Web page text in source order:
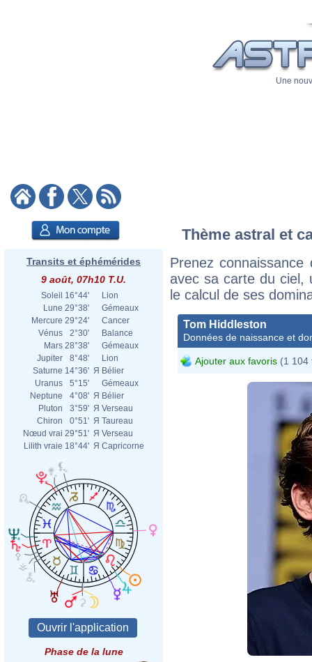
Une
Transits et éphémérides
9 août, 07h10 T.U.
Soleil 16°44'
Lion
Lune 29°38'
Gémeaux
Mercure 29°24'
Cancer
Vénus
2°30'
Balance
Mars 28°38'
Gémeaux
Jupiter
8°48'
Lion
Saturne 14°36' Я Bélier
Uranus
5°15'
Gémeaux
Neptune
4°08' Я Bélier
Pluton
3°59' Я Verseau
Chiron
0°51' Я Taureau
Nœud vrai 29°51' Я Verseau
Lilith vraie 18°44' Я Capricorne
Phase de la lune
Thème astral et
Prenez
avec sa carte du ciel,
le calcul de ses
Tom Hiddleston
Données de naissance et
Ajouter aux favoris (1 104